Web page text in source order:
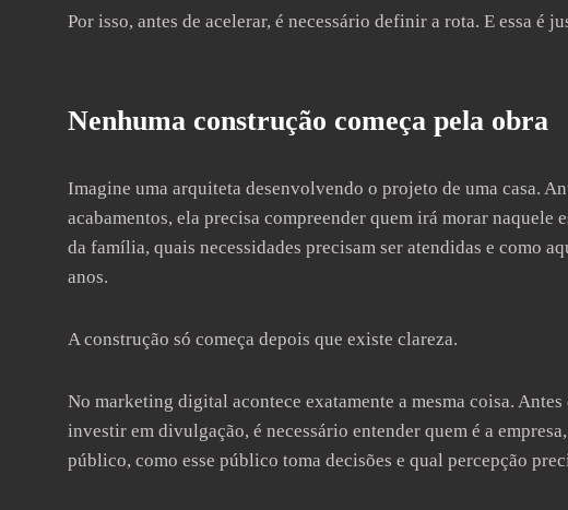
Por isso, antes de acelerar, é necessário definir a rota. E essa é
Nenhuma construção começa pela obra
Imagine uma arquiteta desenvolvendo o projeto de uma casa.
acabamentos, ela precisa compreender quem irá morar naquele
da família, quais necessidades precisam ser atendidas e como
anos.
A construção só começa depois que existe clareza.
No marketing digital acontece exatamente a mesma coisa.
investir em divulgação, é necessário entender quem é a
público, como esse público toma decisões e qual percepção